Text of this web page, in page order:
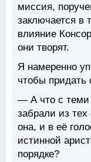
миссия,
заключается в
влияние
они творят.
Я намеренно
чтобы придать
— А что с теми
забрали из
она, и в её
истинной
порядке?